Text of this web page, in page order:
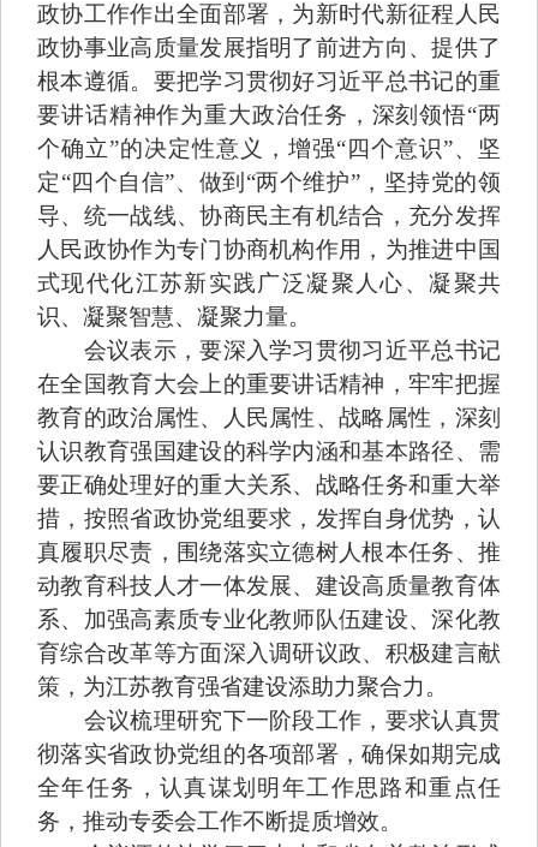
政协工作作出全面部署，为新时代新征程人民
政协事业高质量发展指明了前进方向、提供了
根本遵循。要把学习贯彻好习近平总书记的重
要讲话精神作为重大政治任务，深刻领悟“两
个确立”的决定性意义，增强“四个意识”、坚
定“四个自信”、做到“两个维护”，坚持党的领
导、统一战线、协商民主有机结合，充分发挥
人民政协作为专门协商机构作用，为推进中国
式现代化江苏新实践广泛凝聚人心、凝聚共
识、凝聚智慧、凝聚力量。
会议表示，要深入学习贯彻习近平总书记
在全国教育大会上的重要讲话精神，牢牢把握
教育的政治属性、人民属性、战略属性，深刻
认识教育强国建设的科学内涵和基本路径、需
要正确处理好的重大关系、战略任务和重大举
措，按照省政协党组要求，发挥自身优势，认
真履职尽责，围绕落实立德树人根本任务、推
动教育科技人才一体发展、建设高质量教育体
系、加强高素质专业化教师队伍建设、深化教
育综合改革等方面深入调研议政、积极建言献
策，为江苏教育强省建设添助力聚合力。
会议梳理研究下一阶段工作，要求认真贯
彻落实省政协党组的各项部署，确保如期完成
全年任务，认真谋划明年工作思路和重点任
务，推动专委会工作不断提质增效。